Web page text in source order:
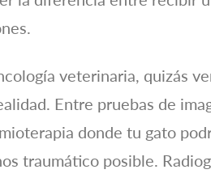
veterinaria, quizás
Entre pruebas de
donde tu gato
traumático posible.